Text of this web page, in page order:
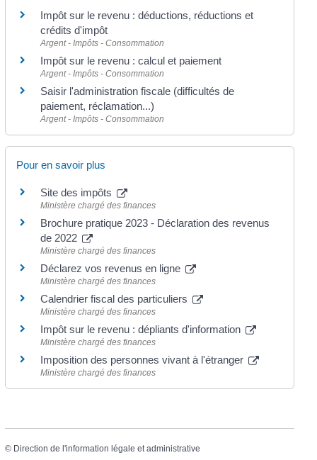
Impôt sur le revenu : déductions, réductions et
crédits d'impôt
Argent - Impôts - Consommation
Impôt sur le revenu : calcul et paiement
Argent - Impôts - Consommation
Saisir l'administration fiscale (difficultés de
paiement, réclamation...)
Argent - Impôts - Consommation
Pour en savoir plus
Site des impôts
Ministère chargé des finances
Brochure pratique 2023 - Déclaration des revenus
de 2022
Ministère chargé des finances
Déclarez vos revenus en ligne
Ministère chargé des finances
Calendrier fiscal des particuliers
Ministère chargé des finances
Impôt sur le revenu : dépliants d'information
Ministère chargé des finances
Imposition des personnes vivant à l'étranger
Ministère chargé des finances
© Direction de l'information légale et administrative